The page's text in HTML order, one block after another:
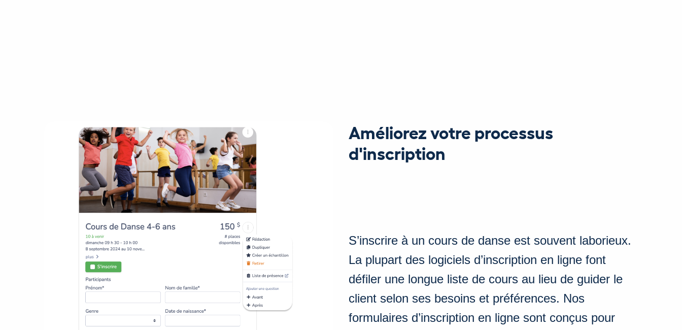
Améliorez votre processus
d'inscription
S’inscrire à un cours de danse est souvent laborieux.
La plupart des logiciels d’inscription en ligne font
défiler une longue liste de cours au lieu de guider le
client selon ses besoins et préférences. Nos
formulaires d’inscription en ligne sont conçus pour